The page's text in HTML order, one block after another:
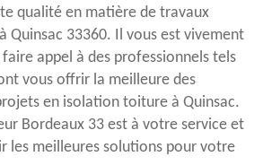
qualité en matière de travaux
Quinsac 33360. Il vous est vivement
appel à des professionnels tels
vous offrir la meilleure des
en isolation toiture à Quinsac.
Bordeaux 33 est à votre service et
les meilleures solutions pour votre